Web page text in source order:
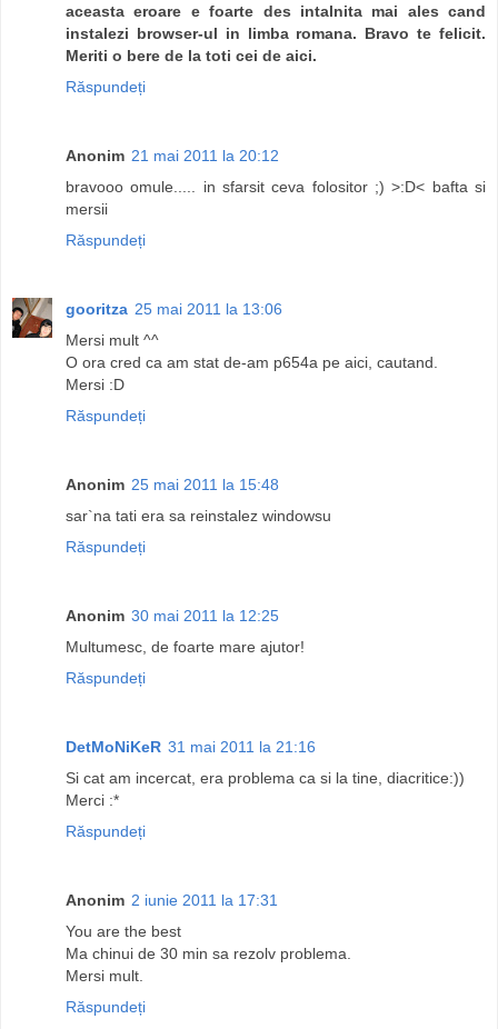
aceasta eroare e foarte des intalnita mai ales cand
instalezi browser-ul in limba romana. Bravo te felicit.
Meriti o bere de la toti cei de aici.
Răspundeți
Anonim 21 mai 2011 la 20:12
bravooo omule..... in sfarsit ceva folositor ;) >:D< bafta si
mersii
Răspundeți
gooritza 25 mai 2011 la 13:06
Mersi mult ^^
O ora cred ca am stat de-am p654a pe aici, cautand.
Mersi :D
Răspundeți
Anonim 25 mai 2011 la 15:48
sar`na tati era sa reinstalez windowsu
Răspundeți
Anonim 30 mai 2011 la 12:25
Multumesc, de foarte mare ajutor!
Răspundeți
DetMoNiKeR 31 mai 2011 la 21:16
Si cat am incercat, era problema ca si la tine, diacritice:))
Merci :*
Răspundeți
Anonim 2 iunie 2011 la 17:31
You are the best
Ma chinui de 30 min sa rezolv problema.
Mersi mult.
Răspundeți